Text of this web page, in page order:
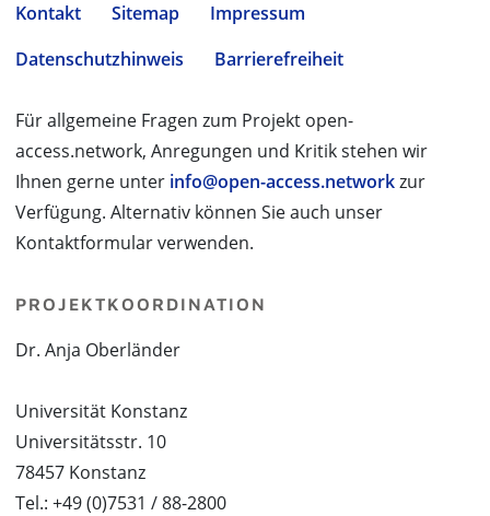
Kontakt Sitemap
Impressum
Datenschutzhinweis
Barrierefreiheit
Für allgemeine Fragen zum Projekt open-
access.network, Anregungen und Kritik stehen wir
Ihnen gerne unter info@open-access.networkzur
Verfügung. Alternativ können Sie auch unser
Kontaktformular verwenden.
PROJEKTKOORDINATION
Dr. Anja Oberländer
Universität Konstanz
Universitätsstr. 10
78457 Konstanz
Tel.: +49 (0)7531 / 88-2800